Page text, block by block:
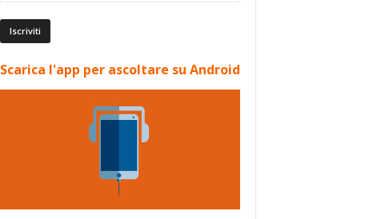
Scarica l'app per ascoltare su Android